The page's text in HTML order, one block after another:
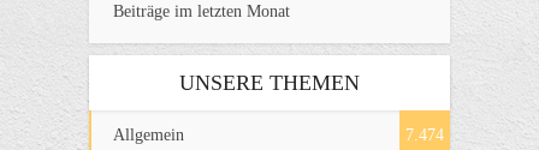
Beiträge im letzten Monat
UNSERE THEMEN
Allgemein 7.474